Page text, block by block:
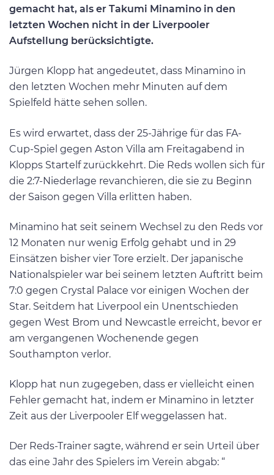
gemacht hat, als er Takumi Minamino in den
letzten Wochen nicht in der Liverpooler
Aufstellung berücksichtigte.
Jürgen Klopp hat angedeutet, dass Minamino in
den letzten Wochen mehr Minuten auf dem
Spielfeld hätte sehen sollen.
Es wird erwartet, dass der 25-Jährige für das FA-
Cup-Spiel gegen Aston Villa am Freitagabend in
Klopps Startelf zurückkehrt. Die Reds wollen sich für
die 2:7-Niederlage revanchieren, die sie zu Beginn
der Saison gegen Villa erlitten haben.
Minamino hat seit seinem Wechsel zu den Reds vor
12 Monaten nur wenig Erfolg gehabt und in 29
Einsätzen bisher vier Tore erzielt. Der japanische
Nationalspieler war bei seinem letzten Auftritt beim
7:0 gegen Crystal Palace vor einigen Wochen der
Star. Seitdem hat Liverpool ein Unentschieden
gegen West Brom und Newcastle erreicht, bevor er
am vergangenen Wochenende gegen
Southampton verlor.
Klopp hat nun zugegeben, dass er vielleicht einen
Fehler gemacht hat, indem er Minamino in letzter
Zeit aus der Liverpooler Elf weggelassen hat.
Der Reds-Trainer sagte, während er sein Urteil über
das eine Jahr des Spielers im Verein abgab: “